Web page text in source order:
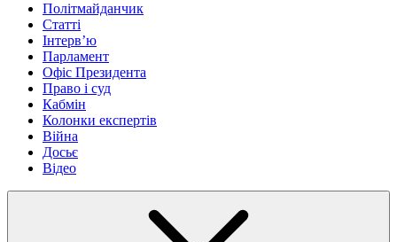
Політмайданчик
Статті
Інтервʼю
Парламент
Офіс Президента
Право і суд
Кабмін
Колонки експертів
Війна
Досьє
Відео